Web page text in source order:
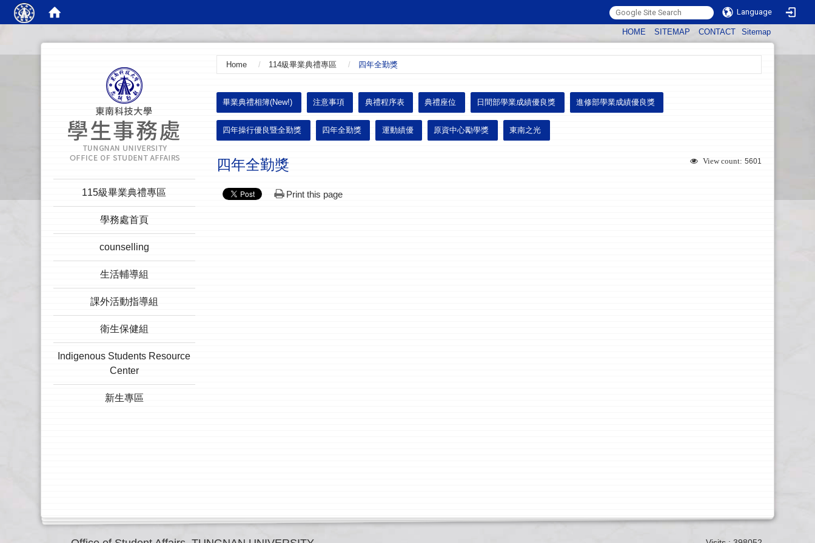
Language
HOME SITEMAP CONTACT Sitemap
115級畢業典禮專區
學務處首頁
counselling
生活輔導組
課外活動指導組
衛生保健組
Indigenous Students Resource
Center
新生專區
Home 114級畢業典禮專區 四年全勤獎
畢業典禮相簿(New!) 注意事項 典禮程序表 典禮座位 日間部學業成績優良獎 進修部學業成績優良獎
四年操行優良暨全勤獎 四年全勤獎 運動績優 原資中心勵學獎 東南之光
View count: 5601
四年全勤獎
Print this page